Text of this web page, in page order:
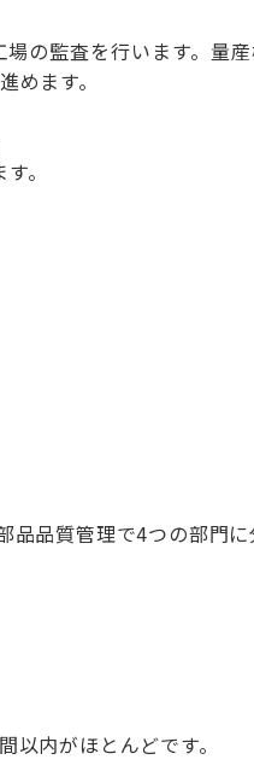
の監査を行います。量
めます。
。
品質管理で4つの部門に
内がほとんどです。